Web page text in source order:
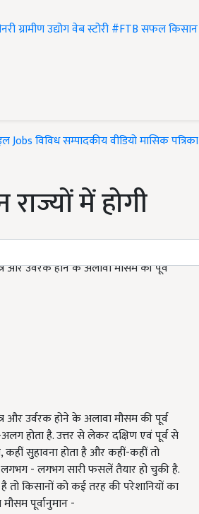
ग्रामीण उद्योगवेब स्टोरी#FTBसफल किसान
Jobsविविधसम्पादकीयवीडियोमासिक पत्रिका
में होगी
उर्वरक होने के अलावा मौसम की पूर्व
उर्वरक होने के अलावा मौसम की पूर्व
होता है. उत्तर से लेकर दक्षिण एवं पूर्व से
सुहावना होता है और कहीं-कहीं तो
- लगभग सारी फसलें तैयार हो चुकी है.
किसानों को कई तरह की परेशानियों का
पूर्वानुमान -